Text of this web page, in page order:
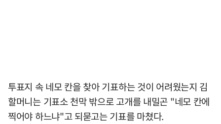
투표지 속 네모 칸을 찾아 기표하는 것이 어려웠는지 김
할머니는 기표소 천막 밖으로 고개를 내밀곤 "네모 칸에
찍어야 하느냐"고 되묻고는 기표를 마쳤다.